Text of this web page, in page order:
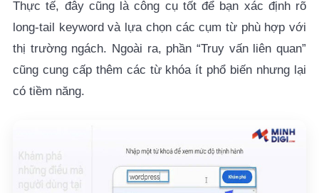
Thực tế, đây cũng là công cụ tốt để bạn xác định rõ
long-tail keyword và lựa chọn các cụm từ phù hợp với
thị trường ngách. Ngoài ra, phần “Truy vấn liên quan”
cũng cung cấp thêm các từ khóa ít phổ biến nhưng lại
có tiềm năng.